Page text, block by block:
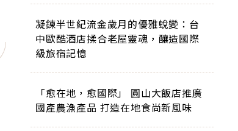
凝鍊半世紀流金歲月的優雅蛻變：台
中歐酷酒店揉合老屋靈魂，釀造國際
級旅宿記憶
「愈在地，愈國際」 圓山大飯店推廣
國產農漁產品 打造在地食尚新風味